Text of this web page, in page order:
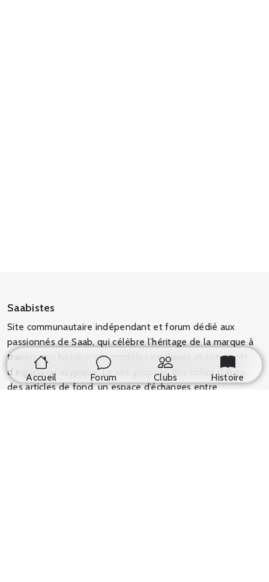
Accueil Forum Clubs Histoire
Saabistes
Site communautaire indépendant et forum dédié aux
passionnés de Saab, qui célèbre l’héritage de la marque à
travers son histoire, ses modèles iconiques et son esprit
d’ingénierie atypique. Le site propose des fiches claires,
des articles de fond, un espace d’échanges entre